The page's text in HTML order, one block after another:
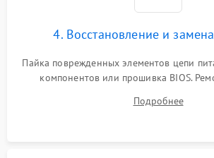
4. Восстановление и
Пайка поврежденных элементов цепи
компонентов или прошивка BIOS.
матрицы, замена неисправного
SSD или установка новых
Подробнее